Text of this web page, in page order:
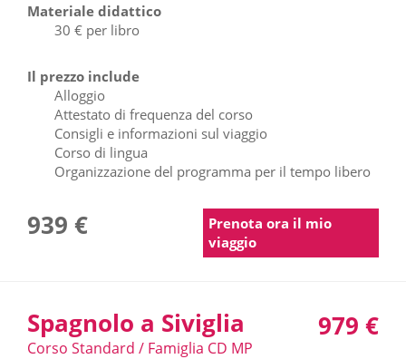
Materiale didattico
30 € per libro
Il prezzo include
Alloggio
Attestato di frequenza del corso
Consigli e informazioni sul viaggio
Corso di lingua
Organizzazione del programma per il tempo libero
939 €
Prenota ora il mio
viaggio
Spagnolo a Siviglia
Corso Standard / Famiglia CD MP
979 €